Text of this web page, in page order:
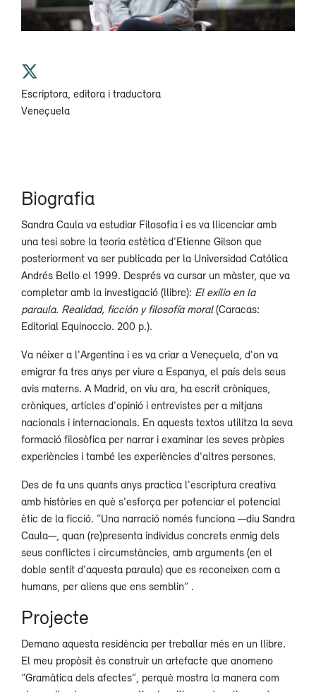
Escriptora, editora i traductora
Veneçuela
Biografia
Sandra Caula va estudiar Filosofia i es va llicenciar amb
una tesi sobre la teoria estètica d'Etienne Gilson que
posteriorment va ser publicada per la Universidad Católica
Andrés Bello el 1999. Després va cursar un màster, que va
completar amb la investigació (llibre): El exilio en la
paraula. Realidad, ficción y filosofía moral(Caracas:
Editorial Equinoccio. 200 p.).
Va néixer a l'Argentina i es va criar a Veneçuela, d'on va
emigrar fa tres anys per viure a Espanya, el país dels seus
avis materns. A Madrid, on viu ara, ha escrit cròniques,
cròniques, articles d'opinió i entrevistes per a mitjans
nacionals i internacionals. En aquests textos utilitza la seva
formació filosòfica per narrar i examinar les seves pròpies
experiències i també les experiències d'altres persones.
Des de fa uns quants anys practica l'escriptura creativa
amb històries en què s'esforça per potenciar el potencial
ètic de la ficció. “Una narració només funciona —diu Sandra
Caula—, quan (re)presenta individus concrets enmig dels
seus conflictes i circumstàncies, amb arguments (en el
doble sentit d'aquesta paraula) que es reconeixen com a
humans, per aliens que ens semblin” .
Projecte
Demano aquesta residència per treballar més en un llibre.
El meu propòsit és construir un artefacte que anomeno
“Gramàtica dels afectes”, perquè mostra la manera com